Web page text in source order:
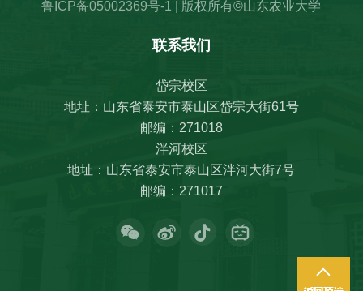
鲁ICP备05002369号-1 | 版权所有©山东农业大学
联系我们
岱宗校区
地址：山东省泰安市泰山区岱宗大街61号
邮编：271018
泮河校区
地址：山东省泰安市泰山区泮河大街7号
邮编：271017